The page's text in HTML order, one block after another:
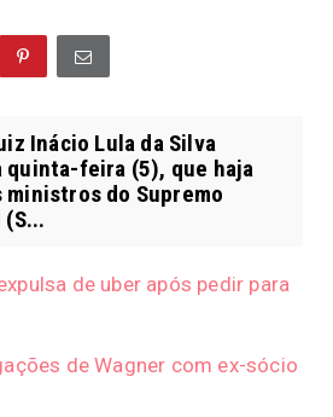
Inácio Lula da Silva
quinta-feira (5), que haja
ministros do Supremo
de uber após pedir para
de Wagner com ex-sócio